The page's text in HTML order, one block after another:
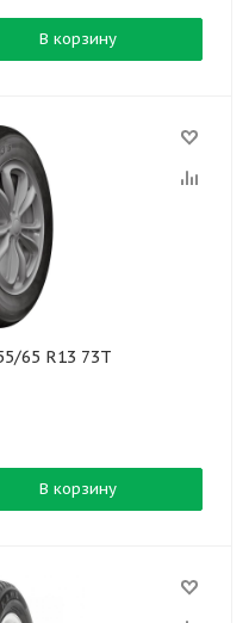
В корзину
65 R13 73T
В корзину